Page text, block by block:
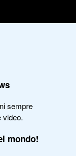
sempre
video.
mondo!